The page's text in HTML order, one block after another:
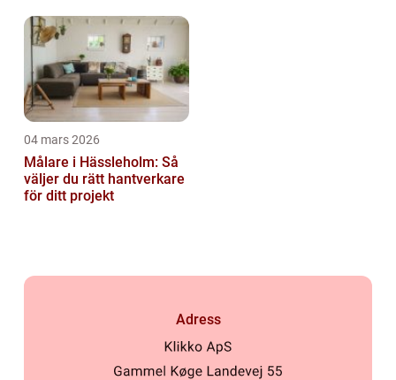
04 mars 2026
Målare i Hässleholm: Så
väljer du rätt hantverkare
för ditt projekt
Adress